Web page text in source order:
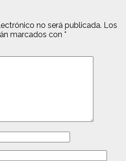
no será publicada. Los
marcados con *